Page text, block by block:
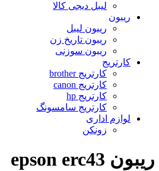
لیبل دیجی کالا
ریبون
ریبون لیبل
ریبون تاریخ زن
ریبون سوزنی
کارتریج
کارتریج brother
کارتریج canon
کارتریج hp
کارتریج سامسونگ
لوازم اداری
زونکن
ریبون epson erc43